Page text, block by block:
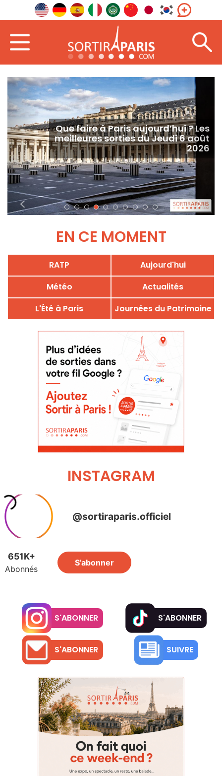
Que faire à Paris aujourd’hui ? Les
meilleures sorties du Jeudi 6 août
2026
<
>
EN CE MOMENT
RATP
Aujourd'hui
Météo
Actualités
L'Été à Paris
Journées du Patrimoine
INSTAGRAM
S'ABONNER S'ABONNER
S'ABONNER SUIVRE